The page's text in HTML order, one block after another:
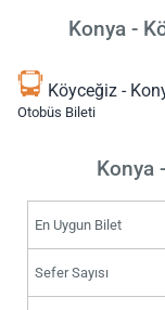
Konya -
Köyceğiz -
Otobüs Bileti
Konya
En Uygun Bilet
Sefer Sayısı